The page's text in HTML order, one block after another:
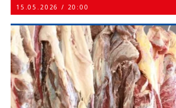
15.05.2026 / 20:00